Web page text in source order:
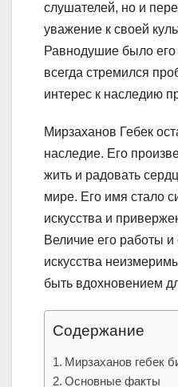
слушателей, но и
уважение к своей
Равнодушие было
всегда стремился
интерес к наследию
Мирзаханов Гебек
наследие. Его
жить и радовать
мире. Его имя стало
искусства и
Величие его работы
искусства
быть вдохновением
Содержание
Мирзаханов гебек
Основные факты